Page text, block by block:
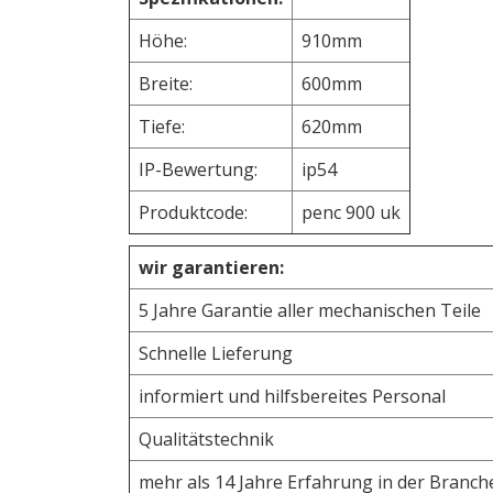
Höhe:
910mm
Breite:
600mm
Tiefe:
620mm
IP-Bewertung:
ip54
Produktcode:
penc 900 uk
wir garantieren:
5 Jahre Garantie aller mechanischen Teile
Schnelle Lieferung
informiert und hilfsbereites Personal
Qualitätstechnik
mehr als 14 Jahre Erfahrung in der